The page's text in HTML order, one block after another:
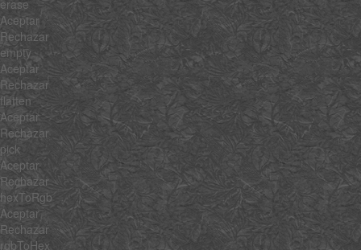
erase
Aceptar
Rechazar
empty
Aceptar
Rechazar
flatten
Aceptar
Rechazar
pick
Aceptar
Rechazar
hexToRgb
Aceptar
Rechazar
rgbToHex